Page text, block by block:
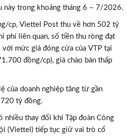
này trong khoảng tháng 6 – 7/2026.
cp, Viettel Post thu về hơn 502 tỷ
phí liên quan, số tiền thu ròng đạt
mức giá đóng cửa của VTP tại
đồng/cp), giá chào bán thấp
của doanh nghiệp tăng từ gần
tỷ đồng.
nhiều thay đổi khi Tập đoàn Công
(Viettel) tiếp tục giữ vai trò cổ